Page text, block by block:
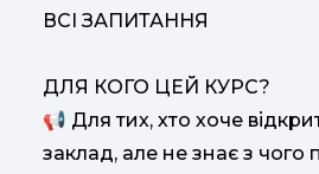
ВСІ ЗАПИТАННЯ
ДЛЯ КОГО ЦЕЙ КУРС?
📢 Для тих, хто хоче
заклад, але не знає з чого